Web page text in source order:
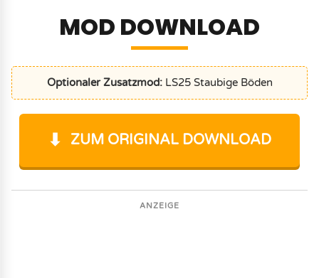
MOD DOWNLOAD
Optionaler Zusatzmod:LS25 Staubige Böden
ZUM ORIGINAL DOWNLOAD
ANZEIGE